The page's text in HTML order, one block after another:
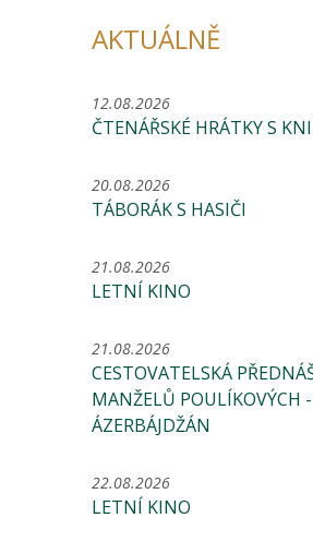
AKTUÁLNĚ
12.08.2026
ČTENÁŘSKÉ HRÁTKY S
20.08.2026
TÁBORÁK S HASIČI
21.08.2026
LETNÍ KINO
21.08.2026
CESTOVATELSKÁ
MANŽELŮ POULÍKOVÝCH -
ÁZERBÁJDŽÁN
22.08.2026
LETNÍ KINO